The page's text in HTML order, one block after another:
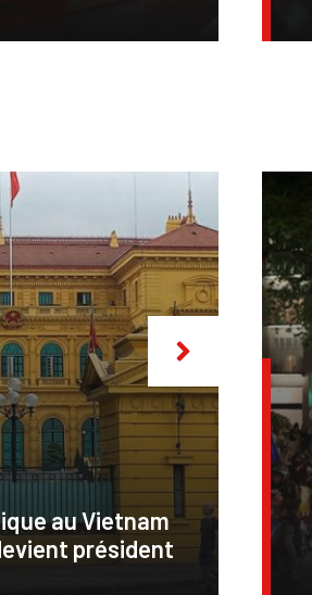
au Vietnam
président